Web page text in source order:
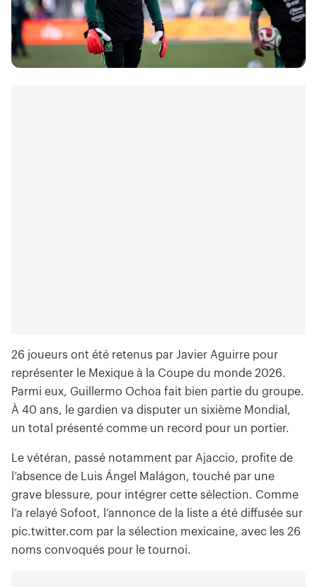
26 joueurs ont été retenus par Javier Aguirre pour
représenter le Mexique à la Coupe du monde 2026.
Parmi eux, Guillermo Ochoa fait bien partie du groupe.
À 40 ans, le gardien va disputer un sixième Mondial,
un total présenté comme un record pour un portier.
Le vétéran, passé notamment par Ajaccio, profite de
l’absence de Luis Ángel Malágon, touché par une
grave blessure, pour intégrer cette sélection. Comme
l’a relayé Sofoot, l’annonce de la liste a été diffusée sur
pic.twitter.com par la sélection mexicaine, avec les 26
noms convoqués pour le tournoi.